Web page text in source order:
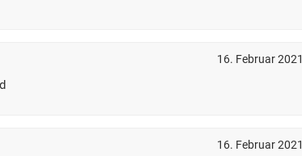
16. Februar 2021
16. Februar 2021